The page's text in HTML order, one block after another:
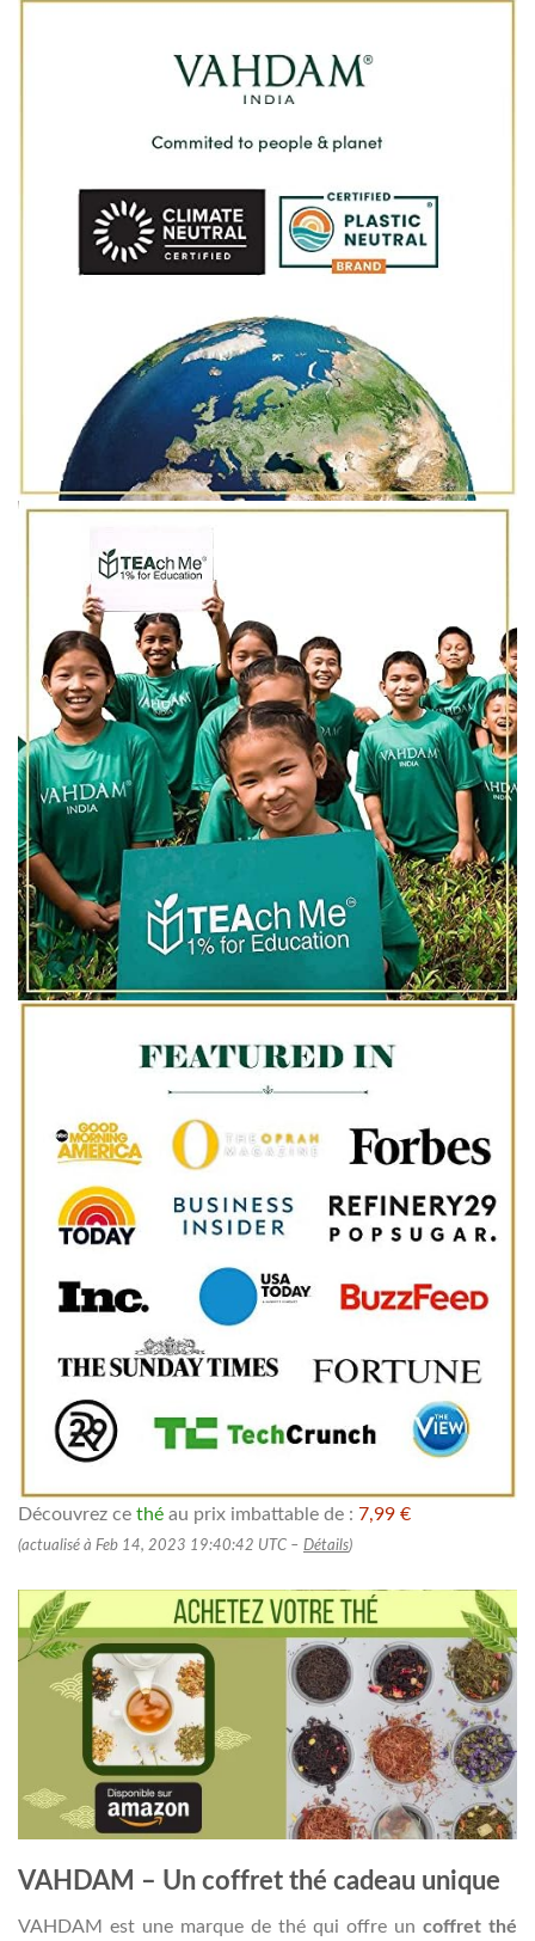
Découvrez ce thé au prix imbattable de : 7,99 €
(actualisé à Feb 14, 2023 19:40:42 UTC – Détails)
VAHDAM – Un coffret thé cadeau unique
VAHDAM est une marque de thé qui offre un coffret thé